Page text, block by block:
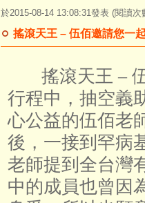
於2015-08-14 13:08:31發表 (閱讀次
搖滾天王 – 伍佰邀請您一
搖滾天王 – 伍
行程中，抽空義
心公益的伍佰老
後，一接到罕病
老師提到全台灣
中的成員也曾因